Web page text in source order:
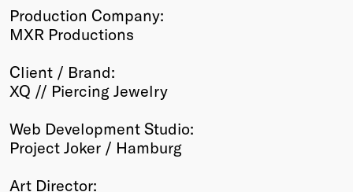
Production Company:
MXR Productions
Client / Brand:
XQ // Piercing Jewelry
Web Development Studio:
Project Joker / Hamburg
Art Director: